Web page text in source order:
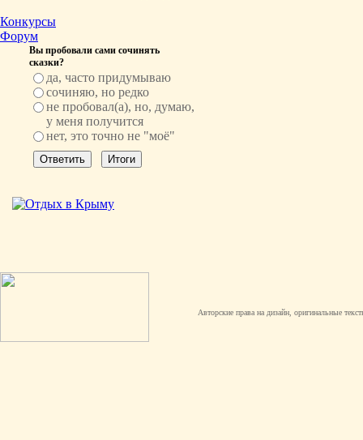
Конкурсы
Форум
Вы пробовали сами сочинять
сказки?
да, часто придумываю
сочиняю, но редко
не пробовал(а), но, думаю,
у меня получится
нет, это точно не "моё"
Авторские права на дизайн, оригинальные